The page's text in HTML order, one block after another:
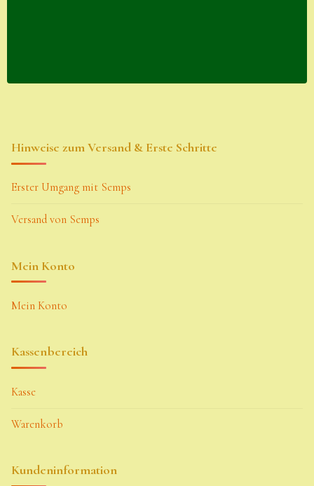
Hinweise zum Versand & Erste Schritte
Erster Umgang mit Semps
Versand von Semps
Mein Konto
Mein Konto
Kassenbereich
Kasse
Warenkorb
Kundeninformation